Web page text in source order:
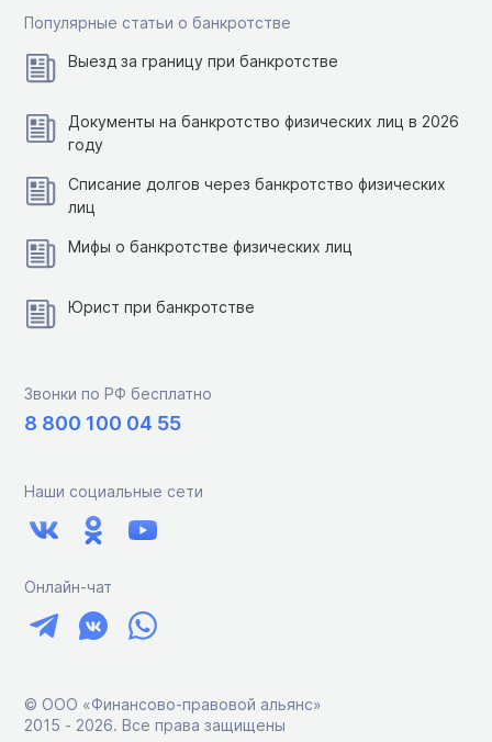
Популярные статьи о банкротстве
Выезд за границу при банкротстве
Документы на банкротство физических лиц в 2026
году
Списание долгов через банкротство физических
лиц
Мифы о банкротстве физических лиц
Юрист при банкротстве
Звонки по РФ бесплатно
8 800 100 04 55
Наши социальные сети
Онлайн-чат
© ООО «Финансово-правовой альянс»
2015 ‑ 2026. Все права защищены